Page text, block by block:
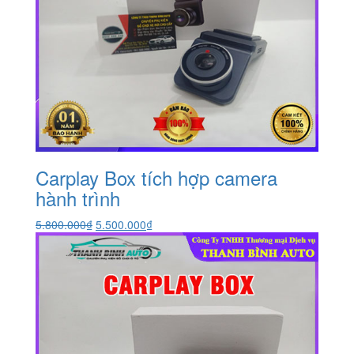
Carplay Box tích hợp camera
hành trình
5.800.000₫ Giá
gốc
là:
5.800.000₫.
5.500.000₫Giá
hiện
tại
là:
5.500.000₫.